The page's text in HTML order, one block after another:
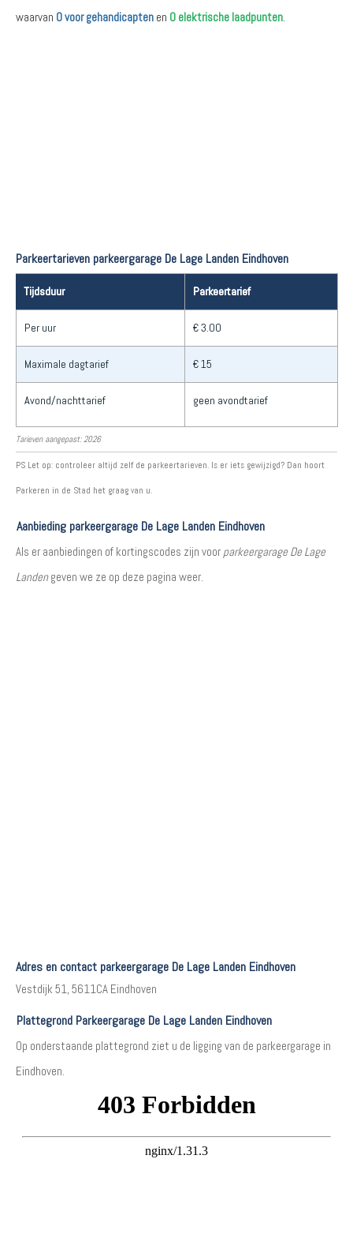
waarvan 0 voor gehandicapten en 0 elektrische laadpunten
Parkeertarieven parkeergarage De Lage Landen Eindhoven
Tijdsduur Parkeertarief
Per uur € 3.00
Maximale dagtarief € 15
Avond/nachttarief geen avondtarief
Tarieven aangepast: 2026
PS Let op: controleer altijd zelf de parkeertarieven. Is er iets gewijzigd? Dan hoort
Parkeren in de Stad het graag van u.
Aanbieding parkeergarage De Lage Landen Eindhoven
Als er aanbiedingen of kortingscodes zijn voor parkeergarage De Lage
Landengeven we ze op deze pagina weer.
Adres en contact parkeergarage De Lage Landen Eindhoven
Vestdijk 51, 5611CA Eindhoven
Plattegrond Parkeergarage De Lage Landen Eindhoven
Op onderstaande plattegrond ziet u de ligging van de parkeergarage in
Eindhoven.